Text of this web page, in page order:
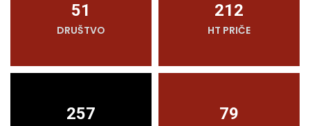
51
DRUŠTVO
212
HT PRIČE
257 79